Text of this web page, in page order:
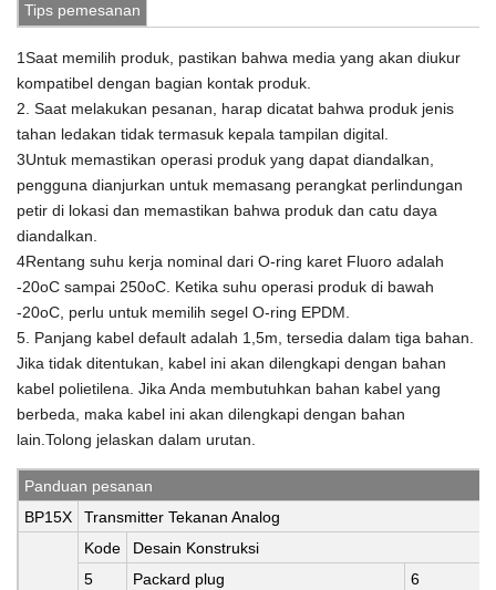
Tips pemesanan
1Saat memilih produk, pastikan bahwa media yang akan diukur
kompatibel dengan bagian kontak produk.
2. Saat melakukan pesanan, harap dicatat bahwa produk jenis
tahan ledakan tidak termasuk kepala tampilan digital.
3Untuk memastikan operasi produk yang dapat diandalkan,
pengguna dianjurkan untuk memasang perangkat perlindungan
petir di lokasi dan memastikan bahwa produk dan catu daya
diandalkan.
4Rentang suhu kerja nominal dari O-ring karet Fluoro adalah
-20oC sampai 250oC. Ketika suhu operasi produk di bawah
-20oC, perlu untuk memilih segel O-ring EPDM.
5. Panjang kabel default adalah 1,5m, tersedia dalam tiga bahan.
Jika tidak ditentukan, kabel ini akan dilengkapi dengan bahan
kabel polietilena. Jika Anda membutuhkan bahan kabel yang
berbeda, maka kabel ini akan dilengkapi dengan bahan
lain.Tolong jelaskan dalam urutan.
Panduan pesanan
BP15X
Transmitter Tekanan Analog
Kode
Desain Konstruksi
5
Packard plug
6